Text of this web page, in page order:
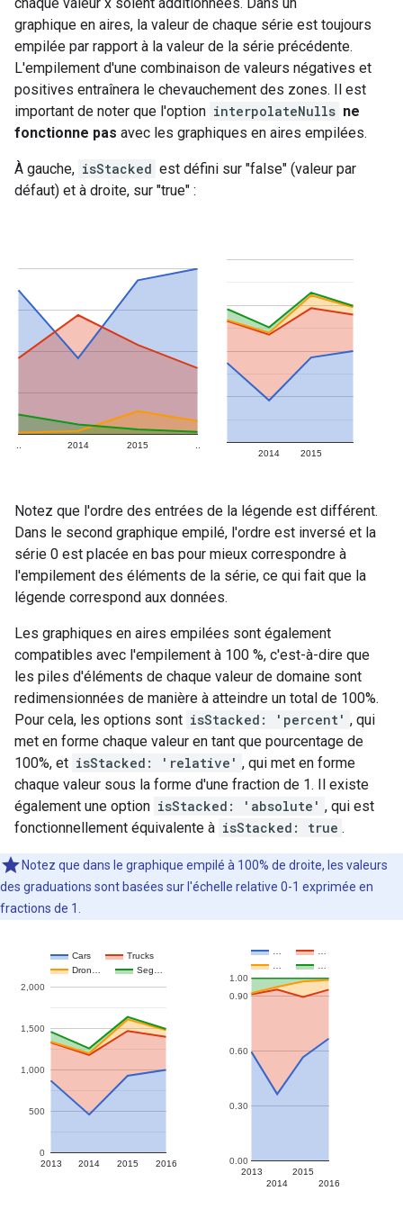
graphique en aires, la valeur de chaque série est toujours
empilée par rapport à la valeur de la série précédente.
L'empilement d'une combinaison de valeurs négatives et
positives entraînera le chevauchement des zones. Il est
important de noter que l'option interpolateNulls ne
fonctionne pas avec les graphiques en aires empilées.
À gauche, isStacked est défini sur "false" (valeur par
défaut) et à droite, sur "true" :
Notez que l'ordre des entrées de la légende est différent.
Dans le second graphique empilé, l'ordre est inversé et la
série 0 est placée en bas pour mieux correspondre à
l'empilement des éléments de la série, ce qui fait que la
légende correspond aux données.
Les graphiques en aires empilées sont également
compatibles avec l'empilement à 100 %, c'est-à-dire que
les piles d'éléments de chaque valeur de domaine sont
redimensionnées de manière à atteindre un total de 100%.
Pour cela, les options sont isStacked: 'percent' , qui
met en forme chaque valeur en tant que pourcentage de
100%, et isStacked: 'relative' , qui met en forme
chaque valeur sous la forme d'une fraction de 1. Il existe
également une option isStacked: 'absolute' , qui est
fonctionnellement équivalente à isStacked: true .
Notez que dans le graphique empilé à 100% de droite, les valeurs
des graduations sont basées sur l'échelle relative 0-1 exprimée en
fractions de 1.